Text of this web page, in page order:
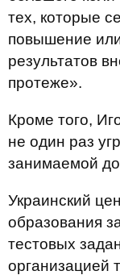
тех, которые
повышение
результатов
протеже».
Кроме того,
не один раз
занимаемой
Украинский
образования
тестовых
организацией